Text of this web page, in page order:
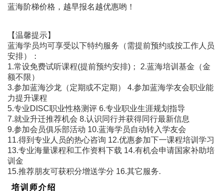
蓝海阶梯价格，越早报名越优惠哟！
【温馨提示】
蓝海学员均可享受以下特约服务（需提前预约或按工作人员
安排）：
1.常设免费试听课程(提前预约安排)； 2.蓝海培训基金（金
额不限）
3.参加蓝海沙龙（定期或不定期） 4.参加蓝海学友会职业能
力提升课程
5.专业DISC职业性格测评 6.专业职业生涯规划指导
7.就业升迁推荐机会 8.认识同行并获得同行最新信息
9.参加会员俱乐部活动 10.蓝海学员自动转入学友会
11.得到专业人员的热心咨询 12.优惠参加下一课程培训学习
13.专业海量课程和工作资料下载 14.有机会申请国家补助培
训金
15.推荐朋友可获积分增送学分 16.其它服务.
培训师介绍